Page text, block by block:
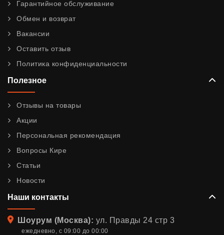
Гарантийное обслуживание
Обмен и возврат
Вакансии
Оставить отзыв
Политика конфиденциальности
Полезное
Отзывы на товары
Акции
Персональная рекомендация
Вопросы Кире
Статьи
Новости
Наши контакты
Адрес
Шоурум (Москва): ул. Правды 24 стр 3
ежедневно, с 09:00 до 00:00